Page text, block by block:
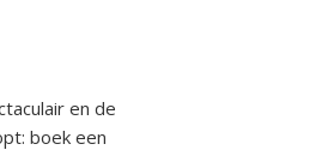
en de
boek een